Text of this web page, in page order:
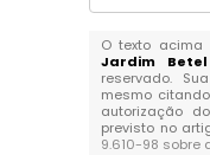
O texto acima
Jardim
reservado.
mesmo
autorização
previsto no
9.610-98 sobre